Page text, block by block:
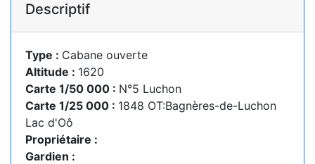
Descriptif
Type : Cabane ouverte
Altitude : 1620
Carte 1/50 000 : N°5 Luchon
Carte 1/25 000 : 1848 OT:Bagnères-de-Luchon
Lac d'Oô
Propriétaire :
Gardien :